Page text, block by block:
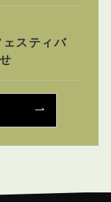
ェスティバ